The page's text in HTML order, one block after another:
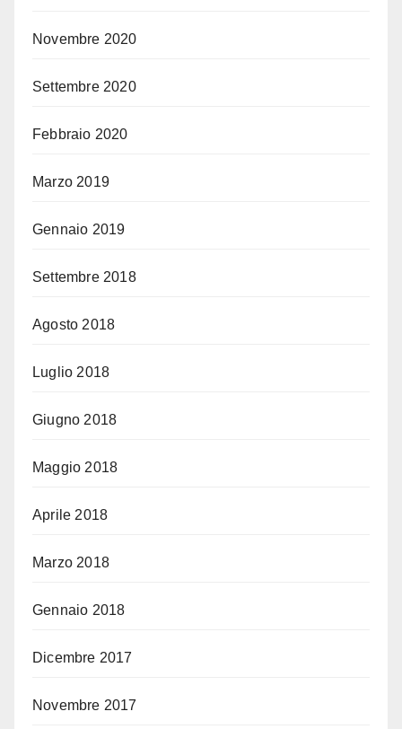
Novembre 2020
Settembre 2020
Febbraio 2020
Marzo 2019
Gennaio 2019
Settembre 2018
Agosto 2018
Luglio 2018
Giugno 2018
Maggio 2018
Aprile 2018
Marzo 2018
Gennaio 2018
Dicembre 2017
Novembre 2017